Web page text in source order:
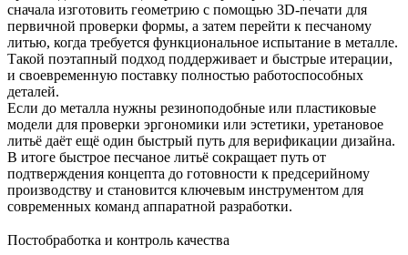
сначала изготовить геометрию с помощью 3D-печати для
первичной проверки формы, а затем перейти к песчаному
литью, когда требуется функциональное испытание в металле.
Такой поэтапный подход поддерживает и быстрые итерации,
и своевременную поставку полностью работоспособных
деталей.
Если до металла нужны резиноподобные или пластиковые
модели для проверки эргономики или эстетики, уретановое
литьё даёт ещё один быстрый путь для верификации дизайна.
В итоге быстрое песчаное литьё сокращает путь от
подтверждения концепта до готовности к предсерийному
производству и становится ключевым инструментом для
современных команд аппаратной разработки.
Постобработка и контроль качества